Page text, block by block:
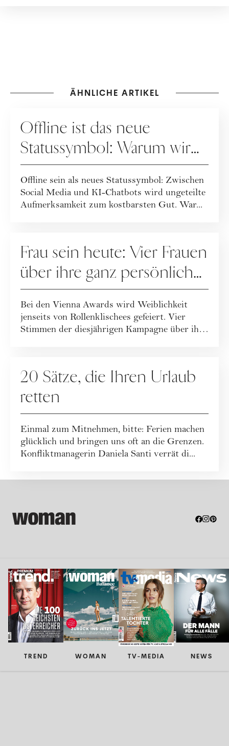
ÄHNLICHE ARTIKEL
Offline ist das neue
Statussymbol: Warum wir
wieder mehr leben statt
posten
Offline sein als neues Statussymbol: Zwischen
Social Media und KI-Chatbots wird ungeteilte
Aufmerksamkeit zum kostbarsten Gut. War...
Frau sein heute: Vier Frauen
über ihre ganz persönliche
Definition
Bei den Vienna Awards wird Weiblichkeit
jenseits von Rollenklischees gefeiert. Vier
Stimmen der diesjährigen Kampagne über ihre
20 Sätze, die Ihren Urlaub
retten
Einmal zum Mitnehmen, bitte: Ferien machen
glücklich und bringen uns oft an die Grenzen.
Konfliktmanagerin Daniela Santi verrät di...
TREND WOMAN TV-MEDIA NEWS